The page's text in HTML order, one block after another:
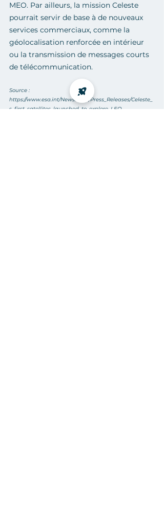
MEO. Par ailleurs, la mission Celeste
pourrait servir de base à de nouveaux
services commerciaux, comme la
géolocalisation renforcée en intérieur
ou la transmission de messages courts
de télécommunication.
Source :
https://www.esa.int/Newsroom/Press_Releases/Celeste_
s_first_satellites_launched_to_explore_LEO-